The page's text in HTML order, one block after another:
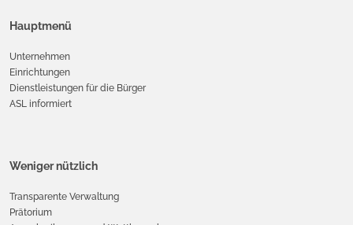
Hauptmenü
Unternehmen
Einrichtungen
Dienstleistungen für die Bürger
ASL informiert
Weniger nützlich
Transparente Verwaltung
Prätorium